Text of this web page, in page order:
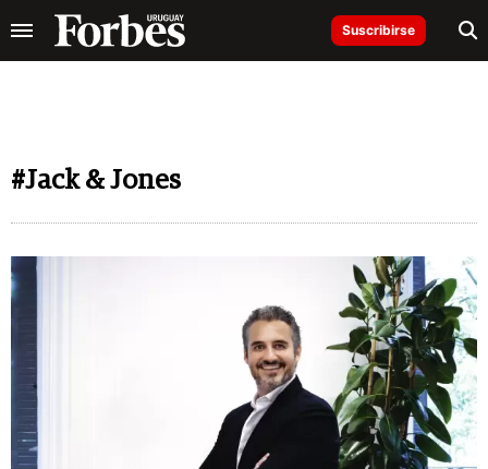
Suscribirse
#Jack & Jones